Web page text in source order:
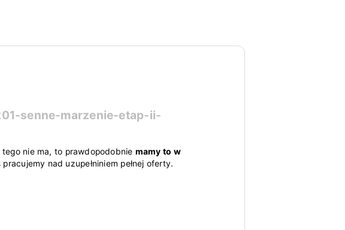
senne-marzenie-etap-ii-
nie ma, to prawdopodobnie mamy to w
nad uzupełniniem pełnej oferty.